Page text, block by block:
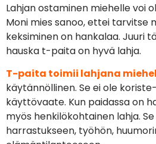
Lahjan ostaminen miehelle voi
Moni mies sanoo, ettei tarvitse
keksiminen on hankalaa. Juuri
hauska t-paita on hyvä lahja.
T-paita toimii lahjana
käytännöllinen. Se ei ole
käyttövaate. Kun paidassa on
myös henkilökohtainen lahja.
harrastukseen, työhön,